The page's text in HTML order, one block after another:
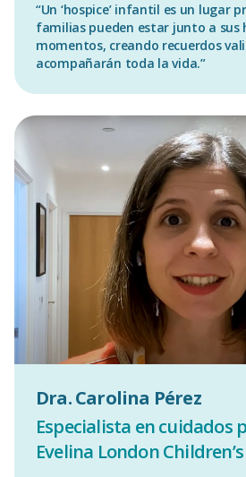
“Un ‘hospice’ infantil es un lugar
familias pueden estar junto a sus
momentos, creando recuerdos
acompañarán toda la vida.”
Dra. Carolina Pérez
Especialista en cuidados
Evelina London